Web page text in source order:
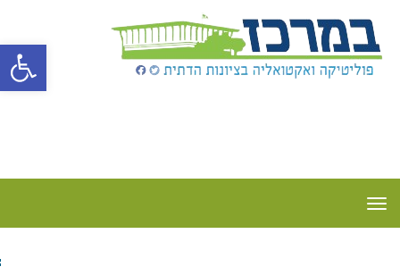
פתח
תפריט